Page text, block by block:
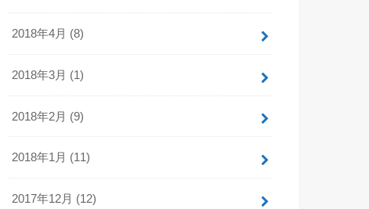
2018年4月 (8)
2018年3月 (1)
2018年2月 (9)
2018年1月 (11)
2017年12月 (12)